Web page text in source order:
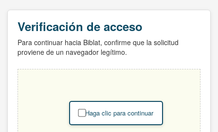
Verificación de acceso
Para continuar hacia Biblat, confirme que la solicitud
proviene de un navegador legítimo.
Haga clic para continuar